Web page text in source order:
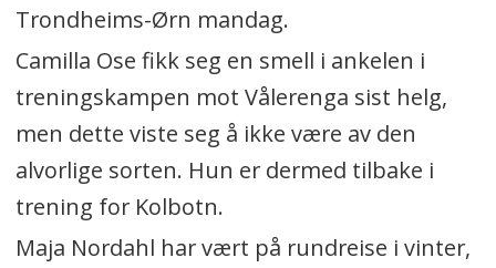
Trondheims-Ørn mandag.
Camilla Ose fikk seg en smell i ankelen i
treningskampen mot Vålerenga sist helg,
men dette viste seg å ikke være av den
alvorlige sorten. Hun er dermed tilbake i
trening for Kolbotn.
Maja Nordahl har vært på rundreise i vinter,